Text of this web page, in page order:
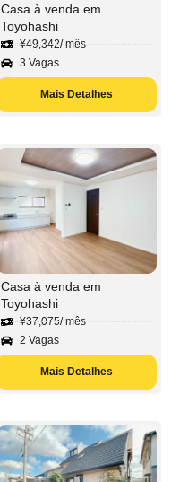
Casa à venda em
Toyohashi
¥49,342/ mês
3 Vagas
Mais Detalhes
Casa à venda em
Toyohashi
¥37,075/ mês
2 Vagas
Mais Detalhes